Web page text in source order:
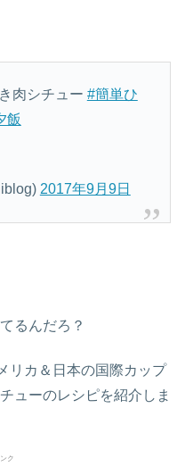
肉シチュー #簡単ひ
飯
2017年9月9日
るんだろ？
リカ＆日本の国際カップ
ューのレシピを紹介しま
ク